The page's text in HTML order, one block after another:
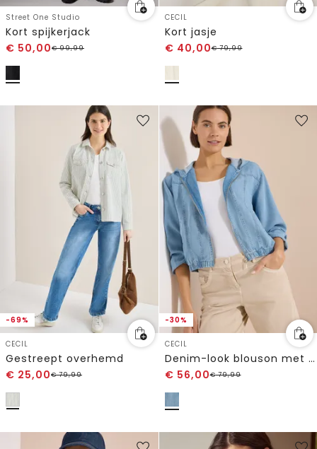
Street One Studio
Kort spijkerjack
€ 50,00€99,99
CECIL
Kort jasje
€ 40,00€79,99
-69%
CECIL
Gestreept overhemd
€ 25,00€79,99
-30%
CECIL
Denim-look blouson met ritssluiting
€ 56,00€79,99